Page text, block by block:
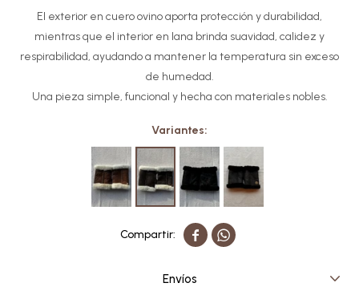
El exterior en cuero ovino aporta protección y durabilidad,
mientras que el interior en lana brinda suavidad, calidez y
respirabilidad, ayudando a mantener la temperatura sin exceso
de humedad.
Una pieza simple, funcional y hecha con materiales nobles.
Variantes:
 
Envíos